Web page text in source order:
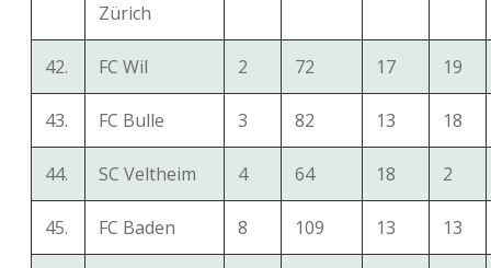
Zürich
42. FC Wil 2 72 17 19
43. FC Bulle 3 82 13 18
44. SC Veltheim 4 64 18 2
45. FC Baden 8 109 13 13